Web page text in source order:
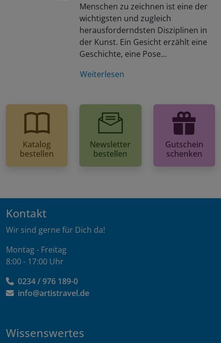
Menschen zu zeichnen ist eine der
wichtigsten und zugleich
herausforderndsten Disziplinen in
der Kunst. Ein Gesicht erzählt eine
Geschichte, eine Pose…
Weiterlesen
Katalog
bestellen
Newsletter
bestellen
Gutschein
schenken
Kontakt
Wir sind gerne für Dich da!
Montag - Freitag
8:00 - 17:00 Uhr
0234 / 976 189-0
info@artistravel.de
Wissenswertes